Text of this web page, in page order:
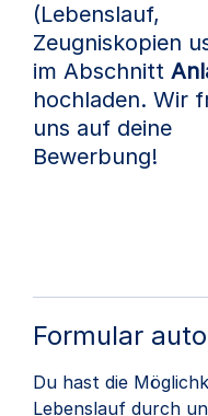
(Lebenslauf,
Zeugniskopien
im Abschnitt
hochladen. Wir
uns auf deine
Bewerbung!
Formular
Du hast die
Lebenslauf durch